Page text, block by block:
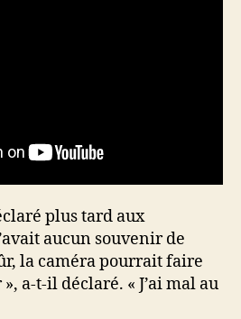
plus tard aux
aucun souvenir de
la caméra pourrait faire
a-t-il déclaré. « J’ai mal au